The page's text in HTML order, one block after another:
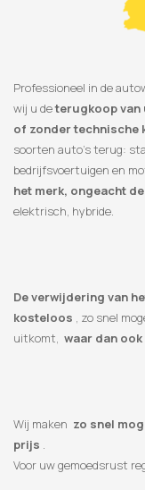
Professioneel in de
wij u deterugkoop van
of zonder technische
soorten auto’s terug:
bedrijfsvoertuigen en
het merk, ongeacht
elektrisch, hybride.
De verwijdering van
kosteloos , zo snel
uitkomt, waar dan
Wij maken zo snel
prijs .
Voor uw gemoedsrust